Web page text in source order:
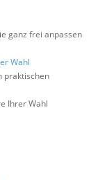
ganz frei anpassen
Wahl
praktischen
Ihrer Wahl